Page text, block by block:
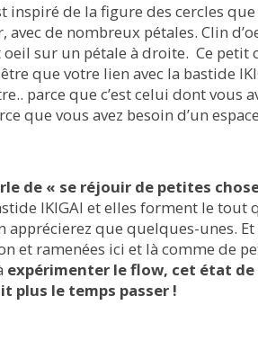
inspiré de la figure des cercles
avec de nombreux pétales. Clin
sur un pétale à droite. Ce petit
que votre lien avec la bastide
parce que c’est celui dont vous
que vous avez besoin d’un
de « se réjouir de petites
IKIGAI et elles forment le tout
apprécierez que quelques-unes. Et
et ramenées ici et là comme de
expérimenter le flow, cet état
plus le temps passer !